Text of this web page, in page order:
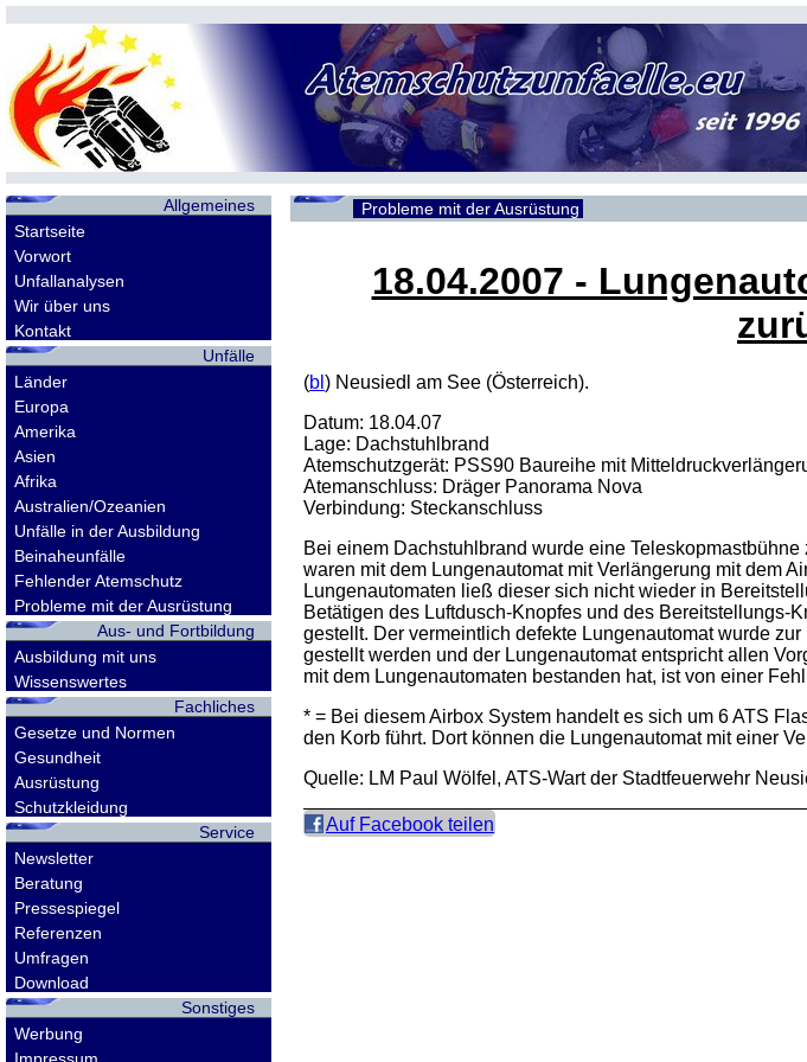
Allgemeines
Startseite
Vorwort
Unfallanalysen
Wir über uns
Kontakt
Unfälle
Länder
Europa
Amerika
Asien
Afrika
Australien/Ozeanien
Unfälle in der Ausbildung
Beinaheunfälle
Fehlender Atemschutz
Probleme mit der Ausrüstung
Aus- und Fortbildung
Ausbildung mit uns
Wissenswertes
Fachliches
Gesetze und Normen
Gesundheit
Ausrüstung
Schutzkleidung
Service
Newsletter
Beratung
Pressespiegel
Referenzen
Umfragen
Download
Sonstiges
Werbung
Probleme mit der Ausrüstung
18.04.2007 -
(bl ) Neusiedl am See (Österreich).
Datum: 18.04.07
Lage: Dachstuhlbrand
Atemschutzgerät: PSS90 Baureihe mit
Atemanschluss: Dräger Panorama Nova
Verbindung: Steckanschluss
Bei einem Dachstuhlbrand wurde eine
waren mit dem Lungenautomat mit Verlängerung mit dem
Lungenautomaten ließ dieser sich nicht wieder in
Betätigen des Luftdusch-Knopfes und des Bereitstellungs-
gestellt. Der vermeintlich defekte Lungenautomat wurde
gestellt werden und der Lungenautomat entspricht allen
mit dem Lungenautomaten bestanden hat, ist von einer
* = Bei diesem Airbox System handelt es sich um 6ATS
den Korb führt. Dort können die Lungenautomat mit einer
Quelle: LM Paul Wölfel, ATS-Wart der Stadtfeuerwehr
Auf Facebook teilen